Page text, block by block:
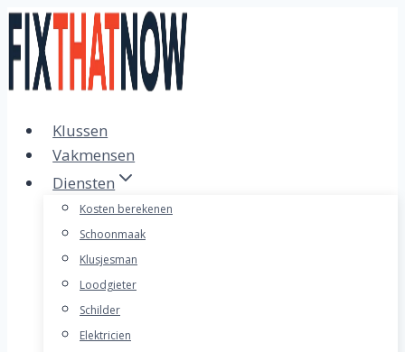
Doorgaan
naar
inhoud
Klussen
Vakmensen
Diensten
Kosten berekenen
Schoonmaak
Klusjesman
Loodgieter
Schilder
Elektricien